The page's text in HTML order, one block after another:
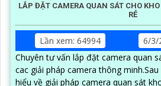
LẮP ĐẶT CAMERA QUAN SÁT CHO
RẺ
Lần xem: 64994
6/3/
Chuyên tư vấn lắp đặt camera quan
cac giải pháp camera thông
hiểu về giải pháp camera quan sát